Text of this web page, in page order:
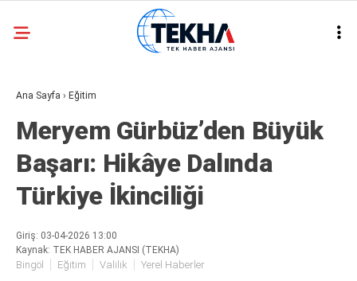
24
ASAYIŞ
GÜNDEM
GENEL
POLITIKA
Ana Sayfa › Eğitim
Meryem Gürbüz’den Büyük
Başarı: Hikâye Dalında
Türkiye İkinciliği
Giriş: 03-04-2026 13:00
Kaynak: TEK HABER AJANSI (TEKHA)
Bingöl Eğitim Valilik Yerel Haberler